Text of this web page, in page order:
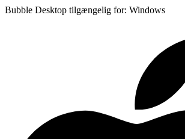
Bubble Desktop tilgængelig for: Windows